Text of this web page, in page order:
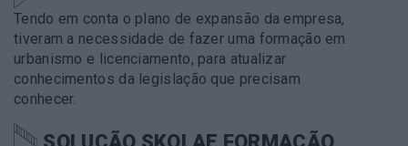
Tendo em conta o plano de expansão da empresa,
tiveram a necessidade de fazer uma formação em
urbanismo e licenciamento, para atualizar
conhecimentos da legislação que precisam
conhecer.